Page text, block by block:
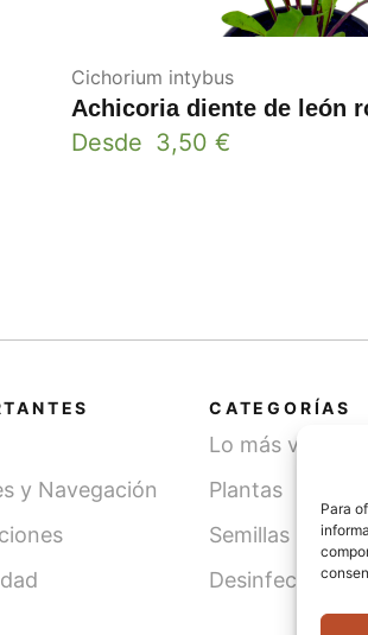
Para
Cichorium intybus
Achicoria diente de león
Desde 3,50 €
y Navegación
CATEGORÍAS
Lo más vendido
Plantas
Semillas
Desinfección